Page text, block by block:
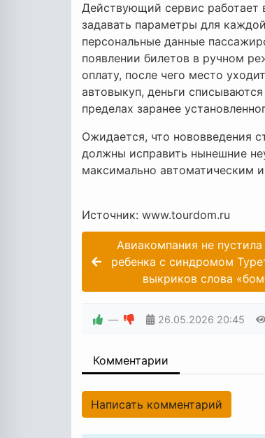
Действующий сервис работает
задавать параметры для
персональные данные
появлении билетов в ручном
оплату, после чего место
автовыкуп, деньги
пределах заранее
Ожидается, что нововведения
должны исправить нынешние
максимально автоматическим
Источник: www.tourdom.ru
Авиакомпания не пустила
ребенка с синдромом
выкриков слова
— 26.05.2026 20:45
Комментарии
Написать комментарий